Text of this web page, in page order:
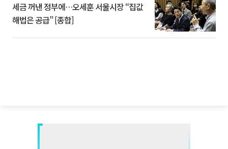
세금 꺼낸 정부에…오세훈 서울시장 “집값
해법은 공급” [종합]